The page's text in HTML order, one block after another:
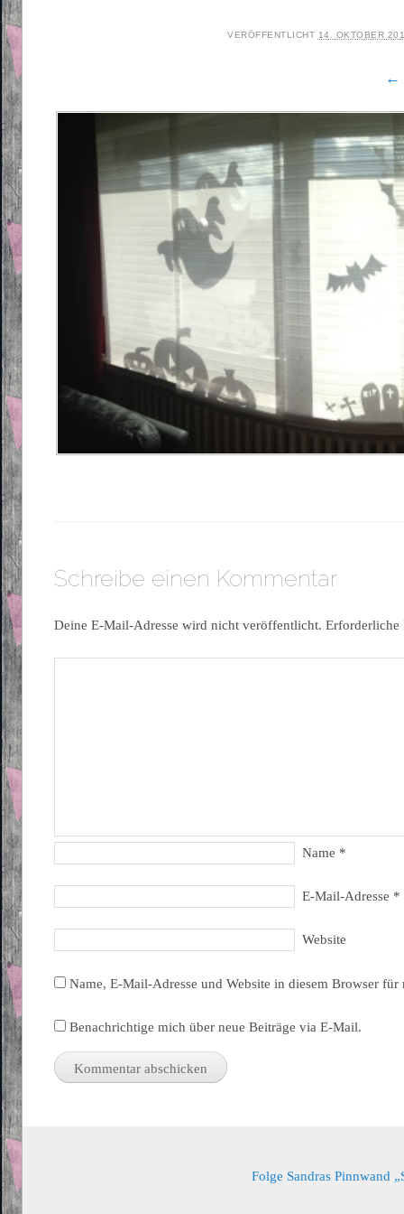
VERÖFFENTLICHT 14. OKTOBER
←
Schreibe einen Kommentar
Deine E-Mail-Adresse wird nicht veröffentlicht.
Name *
E-Mail-Adresse *
Website
Name, E-Mail-Adresse und Website in diesem Browser
Benachrichtige mich über neue Beiträge via E-Mail.
Folge Sandras Pinnwand